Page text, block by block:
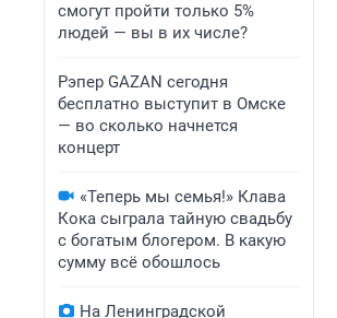
смогут пройти только 5%
людей — вы в их числе?
Рэпер GAZAN сегодня
бесплатно выступит в Омске
— во сколько начнется
концерт
«Теперь мы семья!» Клава
Кока сыграла тайную свадьбу
с богатым блогером. В какую
сумму всё обошлось
На Ленинградской